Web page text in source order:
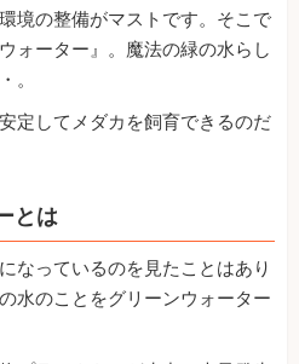
境の整備がマストです。そこで
ォーター』。魔法の緑の水らし
。
定してメダカを飼育できるのだ
とは
なっているのを見たことはあり
水のことをグリーンウォーター